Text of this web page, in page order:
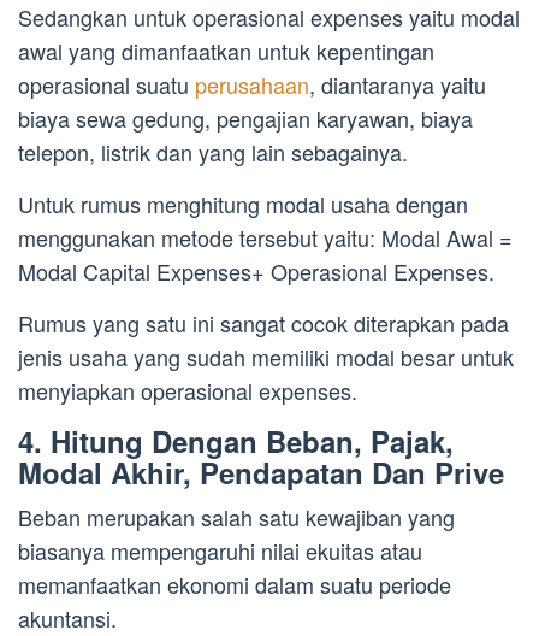
Sedangkan untuk operasional expenses yaitu modal
awal yang dimanfaatkan untuk kepentingan
operasional suatu perusahaan, diantaranya yaitu
biaya sewa gedung, pengajian karyawan, biaya
telepon, listrik dan yang lain sebagainya.
Untuk rumus menghitung modal usaha dengan
menggunakan metode tersebut yaitu: Modal Awal =
Modal Capital Expenses+ Operasional Expenses.
Rumus yang satu ini sangat cocok diterapkan pada
jenis usaha yang sudah memiliki modal besar untuk
menyiapkan operasional expenses.
4. Hitung Dengan Beban, Pajak,
Modal Akhir, Pendapatan Dan Prive
Beban merupakan salah satu kewajiban yang
biasanya mempengaruhi nilai ekuitas atau
memanfaatkan ekonomi dalam suatu periode
akuntansi.